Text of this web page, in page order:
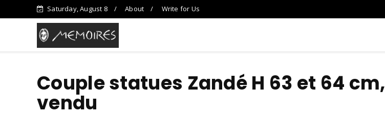
Saturday, August 8 About Write for Us
Couple statues Zandé H 63 et 64 cm,
vendu